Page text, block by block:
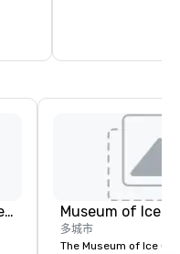
Circus Circus Hotel & the Festival Grounds Museum of Ice
多城市
The Museum of Ice